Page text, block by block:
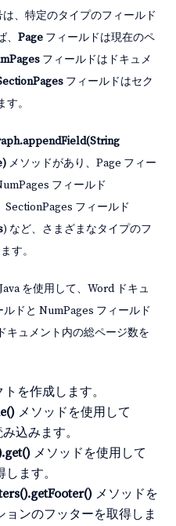
、特定のタイプのフィールド
、Page フィールドは現在のペ
フィールドはドキュメ
フィールドはセク
。
メソッドがあり、Page フィー
フィールド
SectionPages フィールド
) など、さまざまなタイプのフ
す。
を使用して、Word ドキュ
ドと NumPages フィールド
キュメント内の総ページ数を
を作成します。
メソッドを使用して
込みます。
メソッドを使用して
ます。
メソッドを
ンのフッターを取得しま